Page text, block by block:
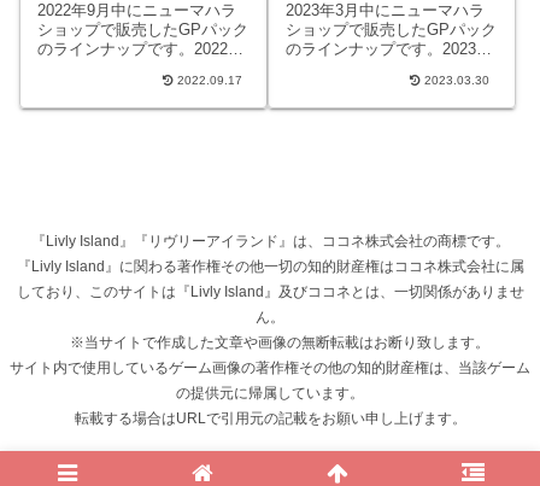
2022年9月中にニューマハラ
ショップで販売したGPパック
のラインナップです。2022年
クAパック内容490GP馴染み
のある記号柄の...
2022.09.17
2023年3月中にニューマハラ
ショップで販売したGPパック
のラインナップです。2023年
クAパック内容480GP「L.R.L.
ロゴ入...
2023.03.30
『Livly Island』『リヴリーアイランド』は、ココネ株式会社の商標です。
『Livly Island』に関わる著作権その他一切の知的財産権はココネ株式会社に属
しており、このサイトは『Livly Island』及びココネとは、一切関係がありませ
ん。
※当サイトで作成した文章や画像の無断転載はお断り致します。
サイト内で使用しているゲーム画像の著作権その他の知的財産権は、当該ゲーム
の提供元に帰属しています。
転載する場合はURLで引用元の記載をお願い申し上げます。